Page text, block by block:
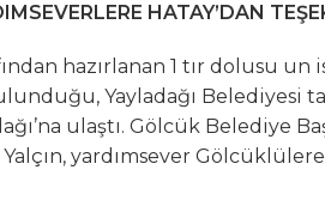
HATAY’DAN
hazırlanan 1 tır dolusu un
Yayladağı Belediyesi
ulaştı. Gölcük Belediye
Yalçın, yardımsever